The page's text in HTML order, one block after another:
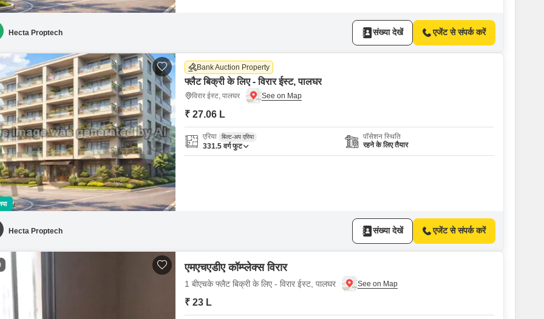
Hecta Proptech संख्या देखें एजेंट से संपर्क करें
Bank Auction Property
फ्लैट बिक्री के लिए - विरार ईस्ट, पालघर
विरार ईस्ट, पालघर
₹ 27.06 L
एरिया बिल्ट-अप एरिया
331.5 वर्ग फुट
पॉसेशन स्थिति
रहने के लिए तैयार
Hecta Proptech संख्या देखें एजेंट से संपर्क करें
एमएचएडीए कॉम्प्लेक्स विरार
1 बीएचके फ्लैट बिक्री के लिए - विरार ईस्ट, पालघर
₹ 23 L